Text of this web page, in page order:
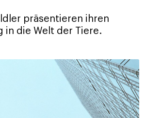
präsentieren ihren
in die Welt der Tiere.